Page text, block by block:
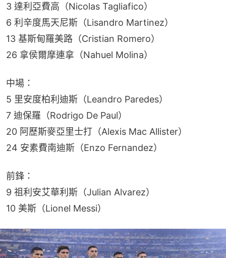
3 達利亞費高（Nicolas Tagliafico）
6 利辛度馬天尼斯（Lisandro Martinez）
13 基斯甸羅美路（Cristian Romero）
26 拿侯爾摩連拿（Nahuel Molina）
中場：
5 里安度柏利迪斯（Leandro Paredes）
7 迪保羅（Rodrigo De Paul）
20 阿歷斯麥亞里士打（Alexis Mac Allister）
24 安素費南迪斯（Enzo Fernandez）
前鋒：
9 祖利安艾華利斯（Julian Alvarez）
10 美斯（Lionel Messi）